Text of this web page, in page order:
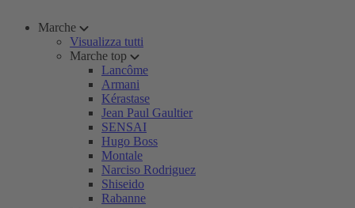
Marche
Visualizza tutti
Marche top
Lancôme
Armani
Kérastase
Jean Paul Gaultier
SENSAI
Hugo Boss
Montale
Narciso Rodriguez
Shiseido
Rabanne